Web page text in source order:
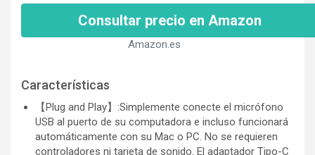
Consultar precio en Amazon
Amazon.es
Características
【Plug and Play】:Simplemente conecte el micrófono
USB al puerto de su computadora e incluso funcionará
automáticamente con su Mac o PC. No se requieren
controladores ni tarjeta de sonido. El adaptador Tipo-C